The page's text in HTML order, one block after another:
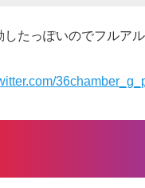
たっぽいのでフルアル